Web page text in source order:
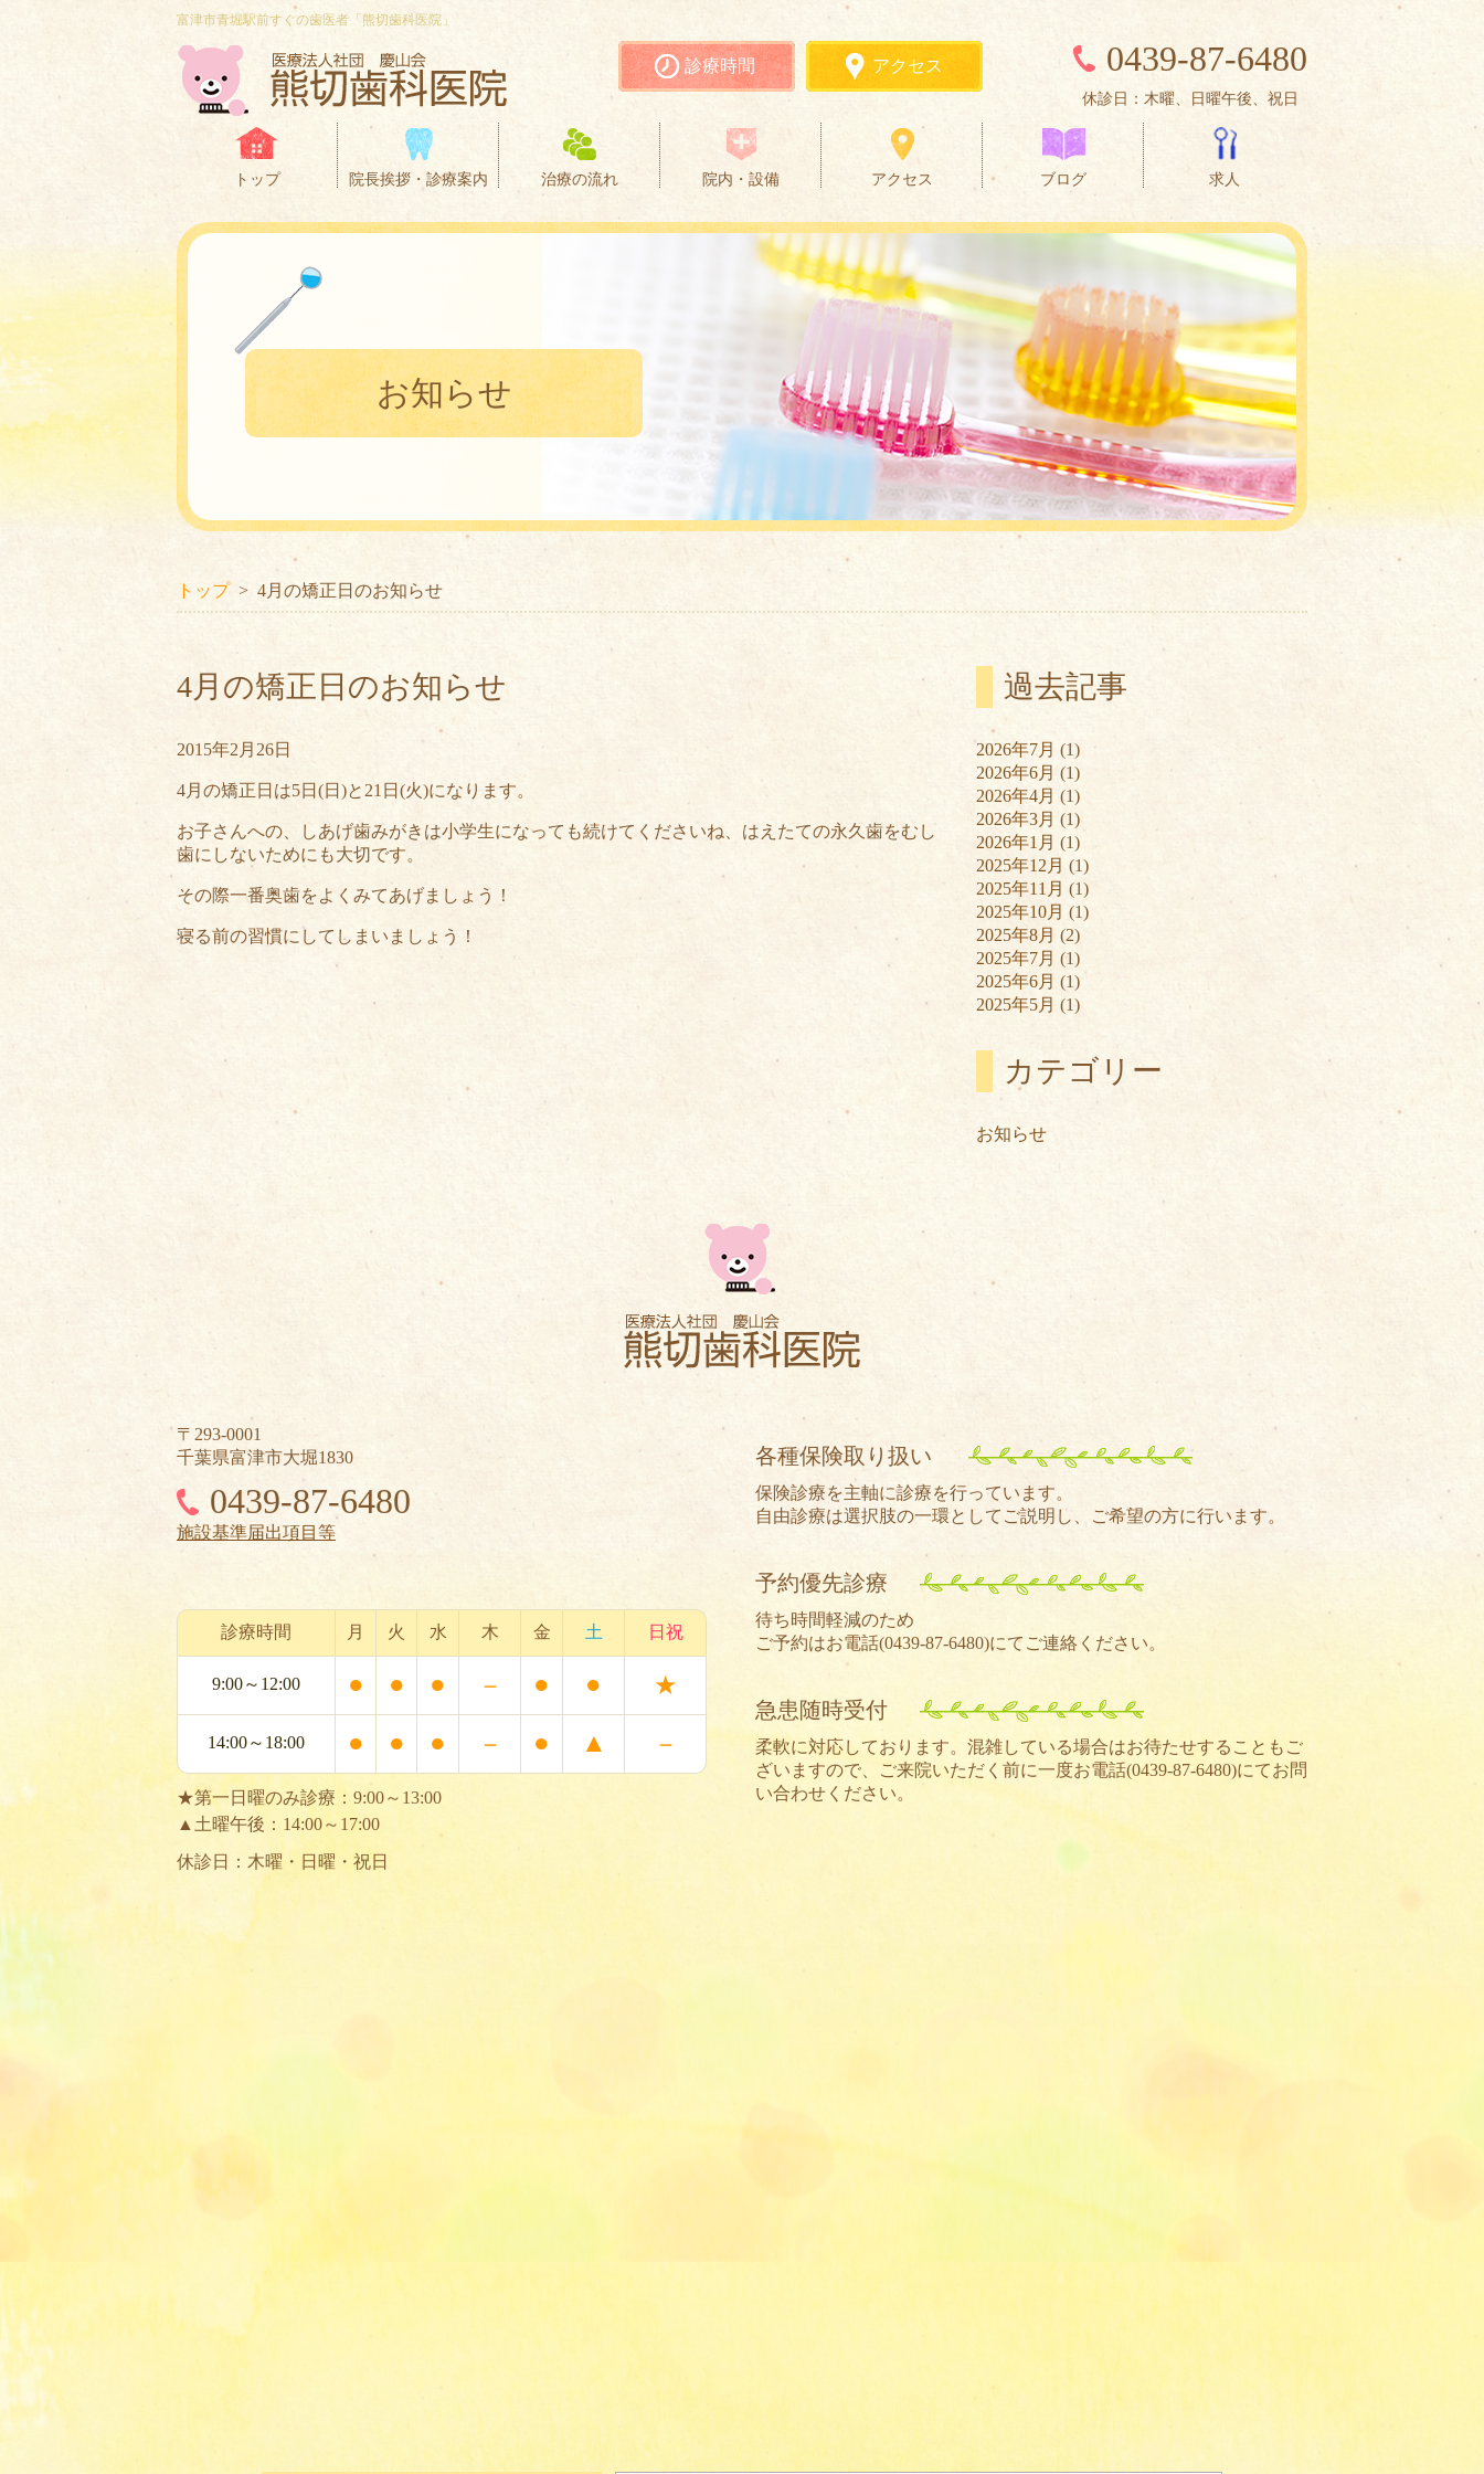
富津市青堀駅前すぐの歯医者「熊切歯科医院」
0439-87-6480
休診日：木曜、日曜午後、祝日
診療時間 アクセス
トップ 院長挨拶・診療案内 治療の流れ 院内・設備 アクセス ブログ 求人
お知らせ
トップ 4月の矯正日のお知らせ
4月の矯正日のお知らせ
2015年2月26日
4月の矯正日は5日(日)と21日(火)になります。
お子さんへの、しあげ歯みがきは小学生になっても続けてくださいね、はえたての永久歯をむし
歯にしないためにも大切です。
その際一番奥歯をよくみてあげましょう！
寝る前の習慣にしてしまいましょう！
過去記事
2026年7月 (1)
2026年6月 (1)
2026年4月 (1)
2026年3月 (1)
2026年1月 (1)
2025年12月 (1)
2025年11月 (1)
2025年10月 (1)
2025年8月 (2)
2025年7月 (1)
2025年6月 (1)
2025年5月 (1)
カテゴリー
お知らせ
〒293-0001
千葉県富津市大堀1830
0439-87-6480
施設基準届出項目等
診療時間 月 火 水 木 金 土 日祝
9:00～12:00 ● ● ● － ● ● ★
14:00～18:00 ● ● ● － ● ▲ －
★第一日曜のみ診療：9:00～13:00
▲土曜午後：14:00～17:00
休診日：木曜・日曜・祝日
各種保険取り扱い
保険診療を主軸に診療を行っています。
自由診療は選択肢の一環としてご説明し、ご希望の方に行います。
予約優先診療
待ち時間軽減のため
ご予約はお電話(0439-87-6480)にてご連絡ください。
急患随時受付
柔軟に対応しております。混雑している場合はお待たせすることもご
ざいますので、ご来院いただく前に一度お電話(0439-87-6480)にてお問
い合わせください。